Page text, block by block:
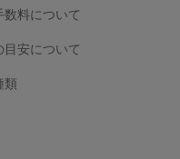
数料について
安について
類